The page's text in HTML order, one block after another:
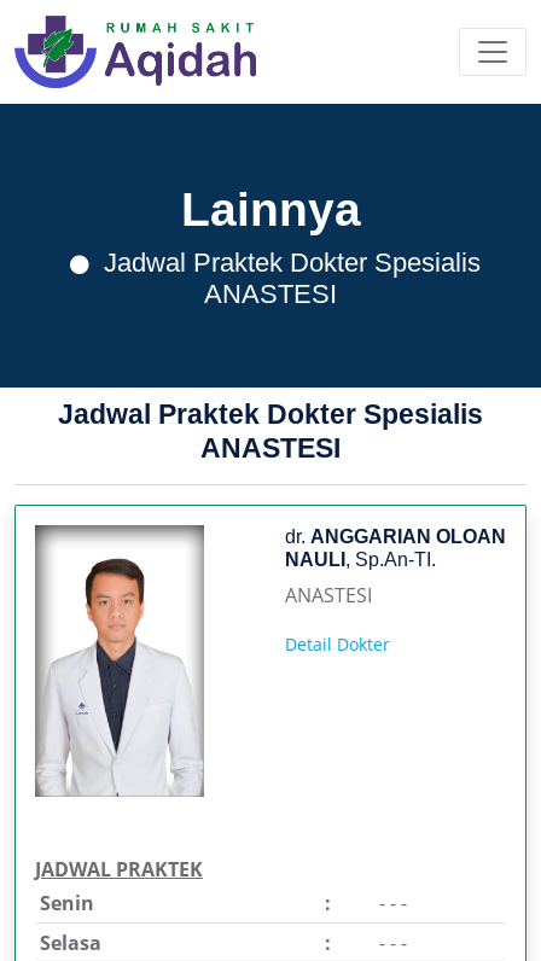
Lainnya
Jadwal Praktek Dokter Spesialis
ANASTESI
Jadwal Praktek Dokter Spesialis
ANASTESI
dr. ANGGARIAN OLOAN
NAULI , Sp.An-TI.
ANASTESI
Detail Dokter
JADWAL PRAKTEK
Senin
:
- - -
Selasa
:
- - -